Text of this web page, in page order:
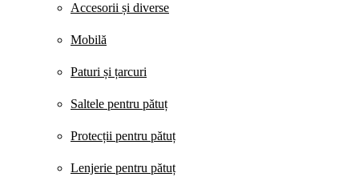
Accesorii și diverse
Mobilă
Paturi și țarcuri
Saltele pentru pătuț
Protecții pentru pătuț
Lenjerie pentru pătuț